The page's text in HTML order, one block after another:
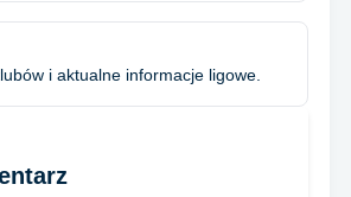
i aktualne informacje ligowe.